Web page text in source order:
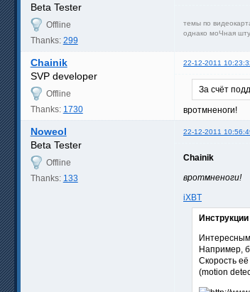
Beta Tester
Offline
Thanks: 299
темы по
однако моЧная
Chainik 22-12-2011
SVP developer
Offline
Thanks: 1730
За счёт
вротмненоги!
Noweol 22-12-2011
Beta Tester
Offline
Thanks: 133
Chainik
вротмненоги!
iXBT
Интересным
Например,
Скорость
(motion